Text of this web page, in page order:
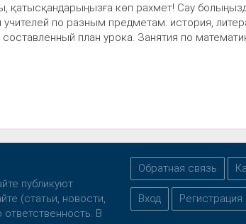
қатысқандарыңызға көп рахмет! Сау
по разным предметам: история,
план урока. Занятия по
публикуют
(статьи, новости,
В
Обратная связь
Вход Регистрация